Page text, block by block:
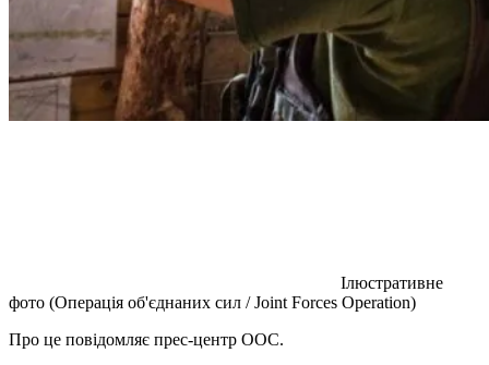
Ілюстративне
фото (Операція об'єднаних сил / Joint Forces Operation)
Про це повідомляє прес-центр ООС.